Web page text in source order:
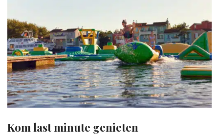
Kom last minute genieten